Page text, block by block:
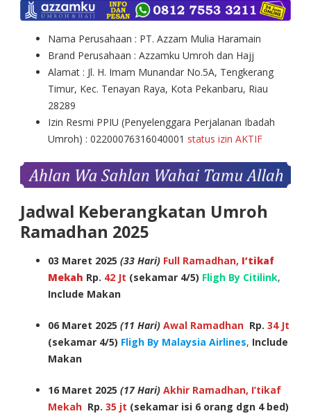
Nama Perusahaan : PT. Azzam Mulia Haramain
Brand Perusahaan : Azzamku Umroh dan Hajj
Alamat : Jl. H. Imam Munandar No.5A, Tengkerang
Timur, Kec. Tenayan Raya, Kota Pekanbaru, Riau
28289
Izin Resmi PPIU (Penyelenggara Perjalanan Ibadah
Umroh) : 02200076316040001 status izin AKTIF
Jadwal Keberangkatan Umroh
Ramadhan 2025
03 Maret 2025 (33 Hari) Full Ramadhan, I’tikaf
Mekah Rp. 42 Jt (sekamar 4/5) Fligh By Citilink,
Include Makan
06 Maret 2025 (11 Hari) Awal Ramadhan Rp. 34 Jt
(sekamar 4/5) Fligh By Malaysia Airlines, Include
Makan
16 Maret 2025 (17 Hari) Akhir Ramadhan, I’tikaf
Mekah Rp. 35 jt (sekamar isi 6 orang dgn 4 bed)